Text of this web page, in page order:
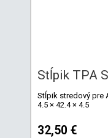
Stĺpik TPA
Stĺpik stredový pre
4.5 × 42.4 × 4.5
32,50 €